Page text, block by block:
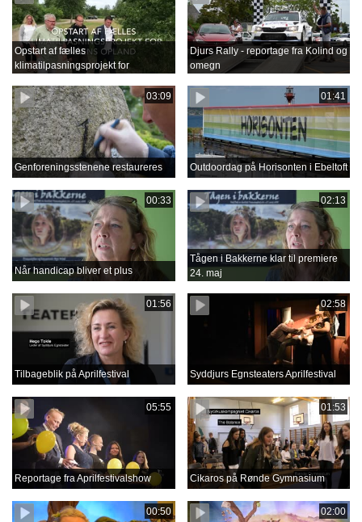
Opstart af fælles
klimatilpasningsprojekt for
Djurs Rally - reportage fra Kolind og
omegn
03:09
Genforeningsstenene restaureres
01:41
Outdoordag på Horisonten i Ebeltoft
00:33
Når handicap bliver et plus
02:13
Tågen i Bakkerne klar til premiere
24. maj
01:56
Tilbageblik på Aprilfestival
02:58
Syddjurs Egnsteaters Aprilfestival
05:55
Reportage fra Aprilfestivalshow
01:53
Cikaros på Rønde Gymnasium
00:50 02:00